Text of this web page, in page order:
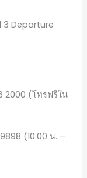
3 Departure
2000 (โทรฟรีใน
(10.00 น. –